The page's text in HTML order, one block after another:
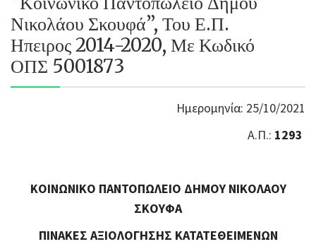
Νικολάου Σκουφά”, Του Ε.Π.
Ηπειρος 2014-2020, Με Κωδικό
ΟΠΣ 5001873
Ημερομηνία: 25/10/2021
Α.Π.: 1293
ΚΟΙΝΩΝΙΚΟ ΠΑΝΤΟΠΩΛΕΙΟ ΔΗΜΟΥ ΝΙΚΟΛΑΟΥ
ΣΚΟΥΦΑ
ΠΙΝΑΚΕΣ ΑΞΙΟΛΟΓΗΣΗΣ ΚΑΤΑΤΕΘΕΙΜΕΝΩΝ